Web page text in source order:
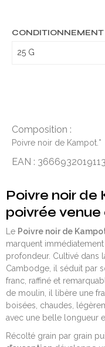
CONDITIONNEMENT
Composition :
Poivre noir de Kampot.*
EAN : 3666932019113
Poivre noir de
poivrée
Le Poivre noir de
marquent
profondeur. Cultivé dans
Cambodge, il séduit par
franc, raffiné et
de moulin, il libère une
boisées, chaudes,
avec une belle longueur
Récolté grain par grain